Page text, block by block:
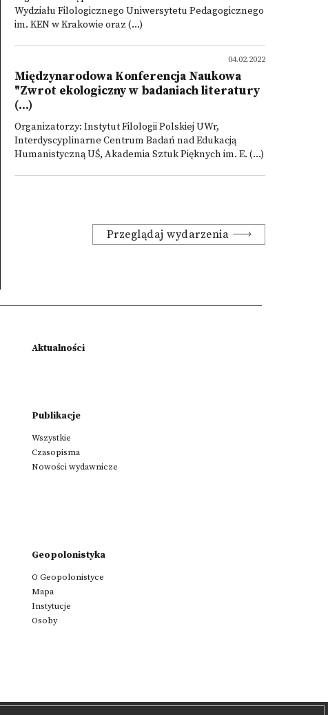
Wydziału Filologicznego Uniwersytetu Pedagogicznego
im. KEN w Krakowie oraz (...)
04.02.2022
Międzynarodowa Konferencja Naukowa
"Zwrot ekologiczny w badaniach literatury
(...)
Organizatorzy: Instytut Filologii Polskiej UWr,
Interdyscyplinarne Centrum Badań nad Edukacją
Humanistyczną UŚ, Akademia Sztuk Pięknych im. E. (...)
Przeglądaj wydarzenia
Aktualności
Publikacje
Wszystkie
Czasopisma
Nowości wydawnicze
Geopolonistyka
O Geopolonistyce
Mapa
Instytucje
Osoby